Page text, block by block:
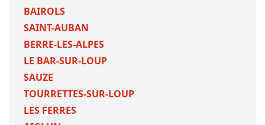
BAIROLS
SAINT-AUBAN
BERRE-LES-ALPES
LE BAR-SUR-LOUP
SAUZE
TOURRETTES-SUR-LOUP
LES FERRES